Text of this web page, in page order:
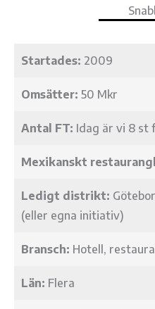
Startades: 2009
Omsätter: 50 Mkr
Antal FT: Idag är vi 8 st
Mexikanskt
Ledigt distrikt:
(eller egna initiativ)
Bransch: Hotell,
Län: Flera